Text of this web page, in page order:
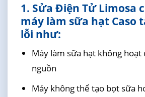
1. Sửa Điện Tử Limosa
máy làm sữa hạt Caso
lỗi như:
Máy làm sữa hạt không hoạt
nguồn
Máy không thể tạo bọt sữa